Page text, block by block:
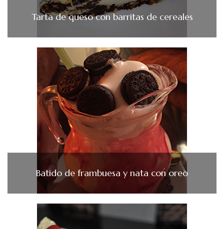
Tarta de queso con barritas de cereales
Batido de frambuesa y nata con oreo